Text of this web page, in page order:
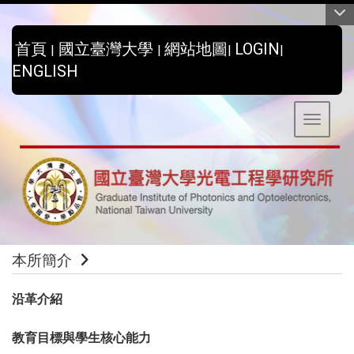
首頁 | 國立臺灣大學 | 網站地圖| LOGIN|
ENGLISH
Toggle
本所簡介
沿革介紹
教育目標與學生核心能力